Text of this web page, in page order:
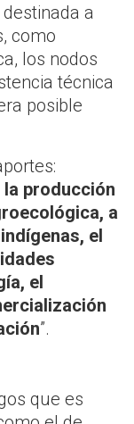
a
como
los nodos
técnica
posible
producción
a
el
el
”.
que es